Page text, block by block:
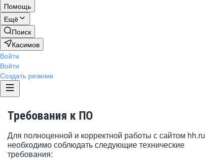
Помощь
Ещё
Поиск
Касимов
Войти
Войти
Создать резюме
Требования к ПО
Для полноценной и корректной работы с сайтом hh.ru
необходимо соблюдать следующие технические
требования: